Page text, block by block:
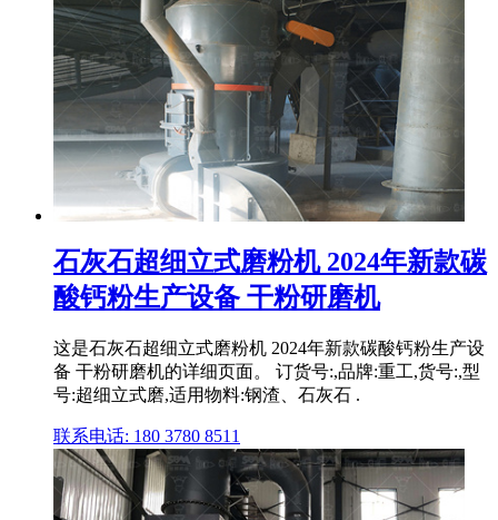
石灰石超细立式磨粉机 2024年新款碳
酸钙粉生产设备 干粉研磨机
这是石灰石超细立式磨粉机 2024年新款碳酸钙粉生产设
备 干粉研磨机的详细页面。 订货号:,品牌:重工,货号:,型
号:超细立式磨,适用物料:钢渣、石灰石 .
联系电话: 180 3780 8511